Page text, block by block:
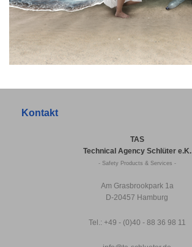
Kontakt
TAS
Technical Agency Schlüter e.K.
- Safety Products & Services -
Am Grasbrookpark 1a
D-20457 Hamburg
Tel.: +49 - (0)40 - 88 36 98 11